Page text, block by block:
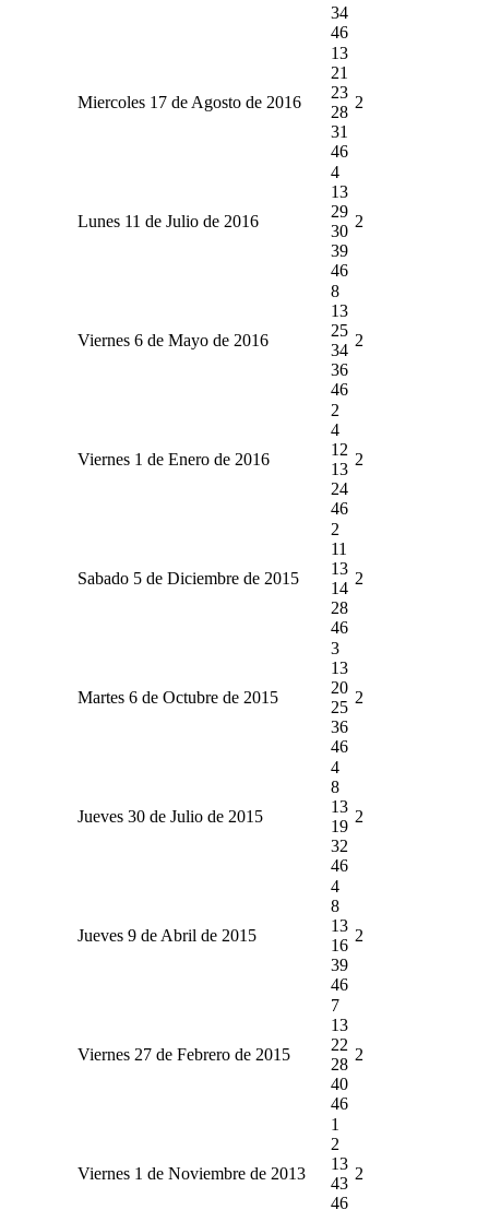
34
46
Miercoles 17 de Agosto de 2016
13
21
23
28
31
46
2
Lunes 11 de Julio de 2016
4
13
29
30
39
46
2
Viernes 6 de Mayo de 2016
8
13
25
34
36
46
2
Viernes 1 de Enero de 2016
2
4
12
13
24
46
2
Sabado 5 de Diciembre de 2015
2
11
13
14
28
46
2
Martes 6 de Octubre de 2015
3
13
20
25
36
46
2
Jueves 30 de Julio de 2015
4
8
13
19
32
46
2
Jueves 9 de Abril de 2015
4
8
13
16
39
46
2
Viernes 27 de Febrero de 2015
7
13
22
28
40
46
2
Viernes 1 de Noviembre de 2013
1
2
13
43
46
2